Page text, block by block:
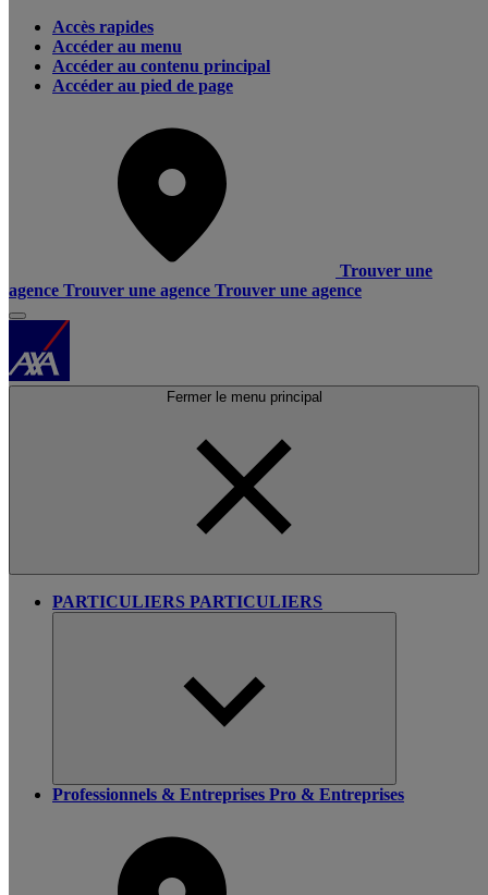
Accès rapides
Accéder au menu
Accéder au contenu principal
Accéder au pied de page
Trouver une
agence Trouver une agence Trouver une agence
Fermer le menu principal
PARTICULIERS PARTICULIERS
Professionnels & Entreprises Pro & Entreprises